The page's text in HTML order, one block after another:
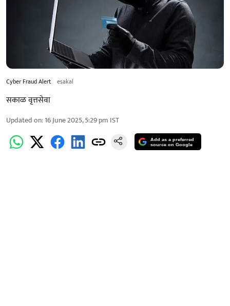
Cyber Fraud Alert esakal
सकाळ वृत्तसेवा
Updated on:16 June 2025, 5:29 pm IST
Add as a preferred
source on Google